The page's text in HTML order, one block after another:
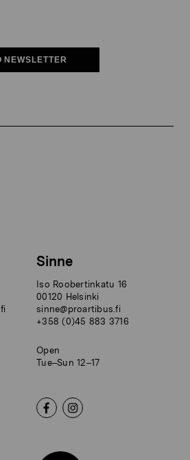
Sinne
Iso Roobertinkatu 16
00120 Helsinki
sinne@proartibus.fi
+358 (0)45 883 3716
Open
Tue–Sun 12–17